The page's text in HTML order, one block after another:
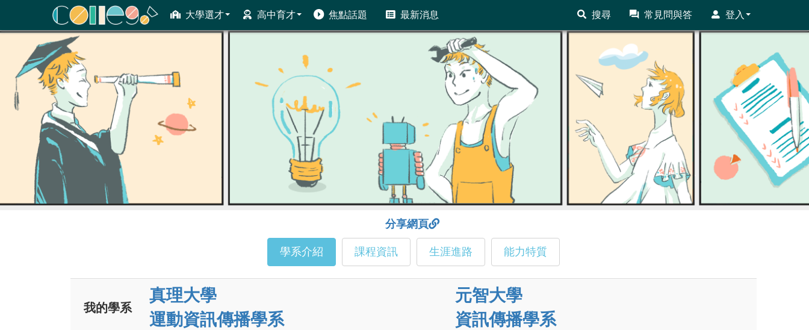
大學選才 高中育才 焦點話題 最新消息 搜尋 常見問與答 登入
ColleGo! 大學選才與高中育才輔助系統
分享網頁
學系介紹 課程資訊 生涯進路 能力特質
我的學系
真理大學
運動資訊傳播學系
元智大學
資訊傳播學系